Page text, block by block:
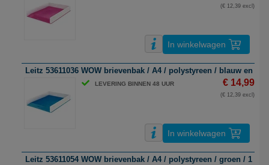
(€ 12,39 excl)
In winkelwagen
Leitz 53611036 WOW brievenbak / A4 / polystyreen / blauw en wit
LEVERING BINNEN 48 UUR € 14,99
(€ 12,39 excl)
In winkelwagen
Leitz 53611054 WOW brievenbak / A4 / polystyreen / groen / 1